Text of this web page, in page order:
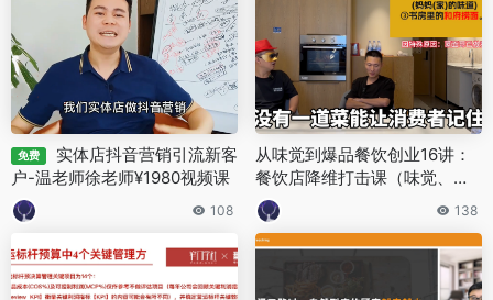
免费
实体店抖音营销引流新客
户-温老师徐老师¥1980视频课
108
从味觉到爆品餐饮创业16讲：
餐饮店降维打击课（味觉、爆
品、品牌、营销、赚钱）视频
合集
138